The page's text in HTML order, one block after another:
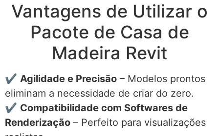
Vantagens de Utilizar o
Pacote de Casa de
Madeira Revit
✔ Agilidade e Precisão – Modelos prontos
eliminam a necessidade de criar do zero.
✔ Compatibilidade com Softwares de
Renderização – Perfeito para visualizações